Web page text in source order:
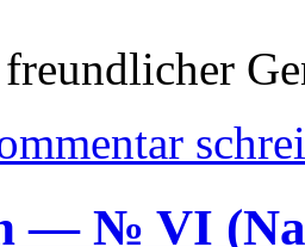
— № VI